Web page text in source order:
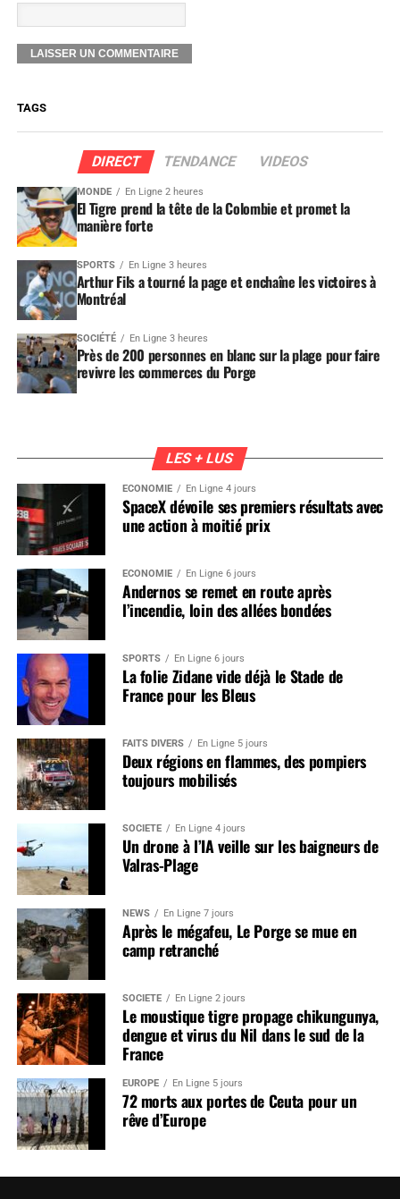
TAGS
DIRECT TENDANCE VIDEOS
MONDE En Ligne 2 heures
El Tigre prend la tête de la Colombie et promet la
manière forte
SPORTS En Ligne 3 heures
Arthur Fils a tourné la page et enchaîne les victoires à
Montréal
SOCIÉTÉ En Ligne 3 heures
Près de 200 personnes en blanc sur la plage pour faire
revivre les commerces du Porge
LES + LUS
ÉCONOMIE En Ligne 4 jours
SpaceX dévoile ses premiers résultats avec
une action à moitié prix
ÉCONOMIE En Ligne 6 jours
Andernos se remet en route après
l’incendie, loin des allées bondées
SPORTS En Ligne 6 jours
La folie Zidane vide déjà le Stade de
France pour les Bleus
FAITS DIVERS En Ligne 5 jours
Deux régions en flammes, des pompiers
toujours mobilisés
SOCIÉTÉ En Ligne 4 jours
Un drone à l’IA veille sur les baigneurs de
Valras-Plage
NEWS En Ligne 7 jours
Après le mégafeu, Le Porge se mue en
camp retranché
SOCIÉTÉ En Ligne 2 jours
Le moustique tigre propage chikungunya,
dengue et virus du Nil dans le sud de la
France
EUROPE En Ligne 5 jours
72 morts aux portes de Ceuta pour un
rêve d’Europe